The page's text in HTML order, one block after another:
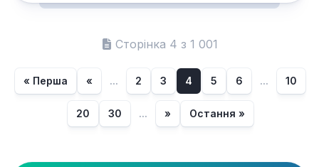
Сторінка 4 з 1 001
« Перша « ... 2 3 4 5 6 ... 10
20 30 ... » Остання »